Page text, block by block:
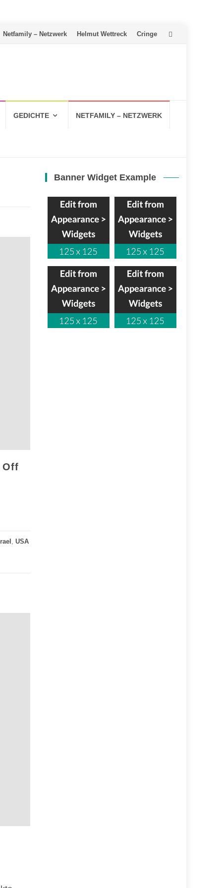
Netfamily – Netzwerk Helmut Wettreck Cringe
GEDICHTE NETFAMILY – NETZWERK
Off
, USA
Banner Widget Example